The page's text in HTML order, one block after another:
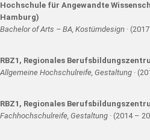
Hochschule für Angewandte
Hamburg)
Bachelor of Arts – BA, Kostümdesign ·
RBZ1, Regionales
Allgemeine Hochschulreife, Gestaltung ·
RBZ1, Regionales
Fachhochschulreife, Gestaltung · (2014 –